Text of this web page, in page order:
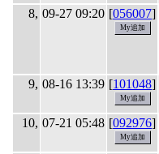
8, 09-27 09:20 [056007]
9, 08-16 13:39 [101048]
10, 07-21 05:48 [092976]